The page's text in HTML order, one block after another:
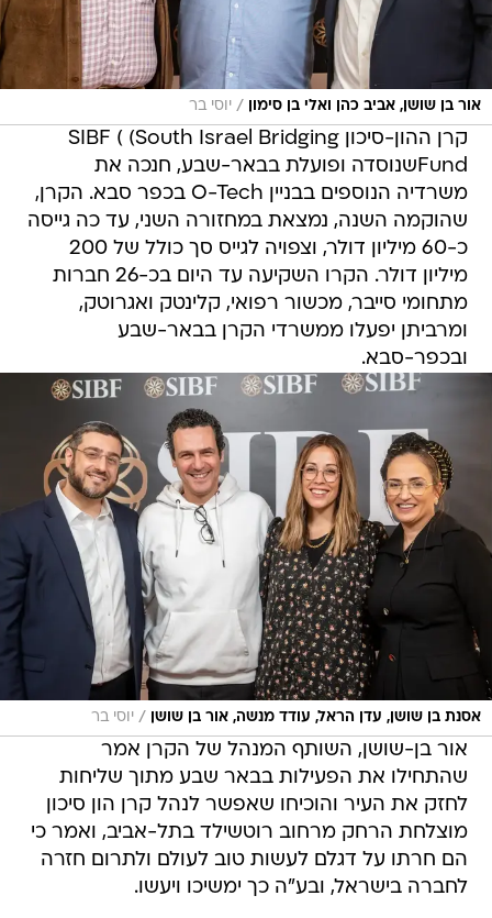
אור בן שושן, אביב כהן ואלי בן סימון / יוסי בר
קרן ההון-סיכון SIBF ( (South Israel Bridging
Fundשנוסדה ופועלת בבאר-שבע, חנכה את
משרדיה הנוספים בבניין O-Tech בכפר סבא. הקרן,
שהוקמה השנה, נמצאת במחזורה השני, עד כה גייסה
כ-60 מיליון דולר, וצפויה לגייס סך כולל של 200
מיליון דולר. הקרו השקיעה עד היום בכ-26 חברות
מתחומי סייבר, מכשור רפואי, קלינטק ואגרוטק,
ומרביתן יפעלו ממשרדי הקרן בבאר-שבע
ובכפר-סבא.
אסנת בן שושן, עדן הראל, עודד מנשה, אור בן שושן / יוסי בר
אור בן-שושן, השותף המנהל של הקרן אמר
שהתחילו את הפעילות בבאר שבע מתוך שליחות
לחזק את העיר והוכיחו שאפשר לנהל קרן הון סיכון
מוצלחת הרחק מרחוב רוטשילד בתל-אביב, ואמר כי
הם חרתו על דגלם לעשות טוב לעולם ולתרום חזרה
לחברה בישראל, ובע"ה כך ימשיכו ויעשו.